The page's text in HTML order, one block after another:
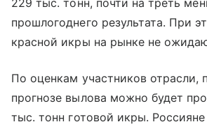
229 тыс. тонн, почти на треть
прошлогоднего результата. При
красной икры на рынке не
По оценкам участников отрасли,
прогнозе вылова можно будет
тыс. тонн готовой икры.